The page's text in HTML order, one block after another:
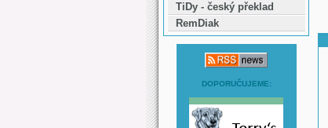
TiDy - český překlad
RemDiak
DOPORUČUJEME: